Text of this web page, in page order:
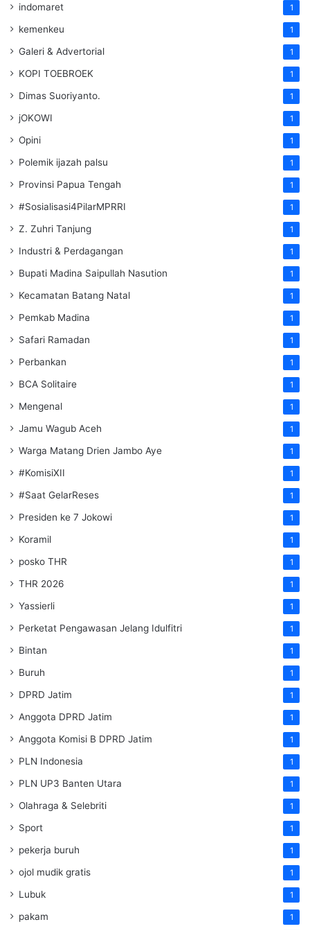
indomaret 1
kemenkeu 1
Galeri & Advertorial 1
KOPI TOEBROEK 1
Dimas Suoriyanto. 1
jOKOWI 1
Opini 1
Polemik ijazah palsu 1
Provinsi Papua Tengah 1
#Sosialisasi4PilarMPRRI 1
Z. Zuhri Tanjung 1
Industri & Perdagangan 1
Bupati Madina Saipullah Nasution 1
Kecamatan Batang Natal 1
Pemkab Madina 1
Safari Ramadan 1
Perbankan 1
BCA Solitaire 1
Mengenal 1
Jamu Wagub Aceh 1
Warga Matang Drien Jambo Aye 1
#KomisiXII 1
#Saat GelarReses 1
Presiden ke 7 Jokowi 1
Koramil 1
posko THR 1
THR 2026 1
Yassierli 1
Perketat Pengawasan Jelang Idulfitri 1
Bintan 1
Buruh 1
DPRD Jatim 1
Anggota DPRD Jatim 1
Anggota Komisi B DPRD Jatim 1
PLN Indonesia 1
PLN UP3 Banten Utara 1
Olahraga & Selebriti 1
Sport 1
pekerja buruh 1
ojol mudik gratis 1
Lubuk 1
pakam 1